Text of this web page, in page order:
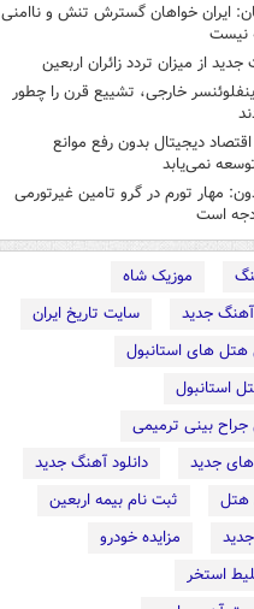
ایران خواهان گسترش تنش و ناامنی
نیست
جدید از میزان تردد زائران اربعین
خارجی، تشییع قرن را چطور
دیجیتال بدون رفع موانع
نمی‌یابد
مهار تورم در گرو تامین غیرتورمی
است
موزیک شاه
آهنگ جدید
سایت تاریخ ایران
هتل های استانبول
استانبول
جراح بینی ترمیمی
جدید
دانلود آهنگ جدید
هتل
ثبت نام بیمه اربعین
مزایده خودرو
استخر